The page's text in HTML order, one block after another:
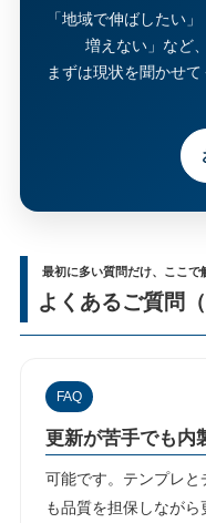
「地域で伸ばしたい
増えない」など
まずは現状を聞かせ
最初に多い質問だけ、ここで
よくあるご質問
FAQ
更新が苦手でも内
可能です。テンプレ
も品質を担保しながら